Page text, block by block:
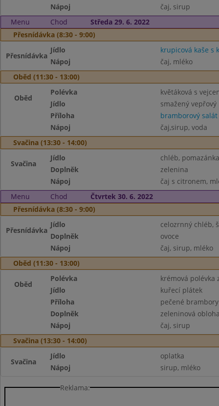
Nápoj
čaj, sirup
Menu
Chod
Středa 29. 6. 2022
Přesnídávka (8:30 - 9:00)
Přesnídávka
Jídlo
krupicová kaše s
Nápoj
čaj, mléko
Oběd (11:30 - 13:00)
Oběd
Polévka
květáková s
Jídlo
smažený vepřový
Příloha
bramborový salát
Nápoj
čaj,sirup, voda
Svačina (13:30 - 14:00)
Svačina
Jídlo
chléb,
Doplněk
zelenina
Nápoj
čaj s citronem,
Menu
Chod
Čtvrtek 30. 6. 2022
Přesnídávka (8:30 - 9:00)
Přesnídávka
Jídlo
celozrnný chléb,
Doplněk
ovoce
Nápoj
čaj, sirup, mléko
Oběd (11:30 - 13:00)
Oběd
Polévka
krémová polévka
Jídlo
kuřecí plátek
Příloha
pečené brambory
Doplněk
zeleninová
Nápoj
čaj, sirup
Svačina (13:30 - 14:00)
Svačina
Jídlo
oplatka
Nápoj
sirup, mléko
Reklama: